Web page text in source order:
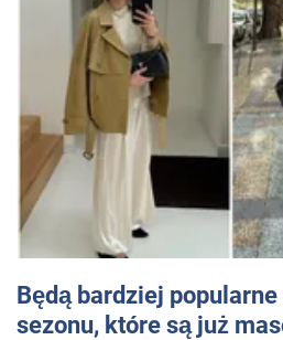
Będą bardziej
sezonu, które są już